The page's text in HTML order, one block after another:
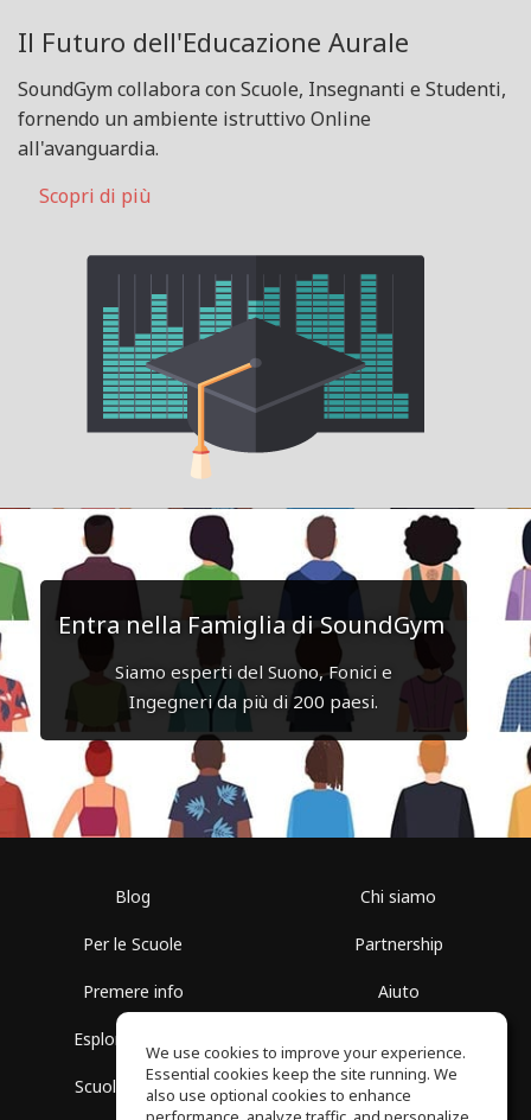
Il Futuro dell'Educazione Aurale
SoundGym collabora con Scuole, Insegnanti e Studenti,
fornendo un ambiente istruttivo Online
all'avanguardia.
Scopri di più
Entra nella Famiglia di SoundGym
Siamo esperti del Suono, Fonici e
Ingegneri da più di 200 paesi.
Blog
Per le Scuole
Premere info
Esplora i Gruppi
Scuola gratuita
Chi siamo
Partnership
Aiuto
Politica sulla Privacy
We use cookies to improve your experience.
Essential cookies keep the site running. We
also use optional cookies to enhance